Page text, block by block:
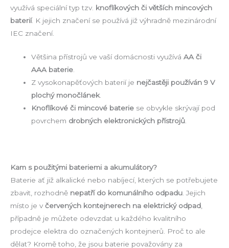
využívá speciální typ tzv. knoflíkových či větších mincových
baterií. K jejich značení se používá již výhradně mezinárodní
IEC značení.
Většina přístrojů ve vaší domácnosti využíváAA či
AAA baterie
Z vysokonapěťových baterií je nejčastěji používán 9 V
plochý monočlánek
Knoflíkové či mincové baterie se obvykle skrývají pod
povrchem drobných elektronických přístrojů
Kam s použitými bateriemi a akumulátory?
Baterie ať již alkalické nebo nabíjecí, kterých se potřebujete
zbavit, rozhodně nepatří do komunálního odpadu . Jejich
místo je v červených kontejnerech na elektrický odpad
případně je můžete odevzdat u každého kvalitního
prodejce elektra do označených kontejnerů. Proč to ale
dělat? Kromě toho, že jsou baterie považovány za